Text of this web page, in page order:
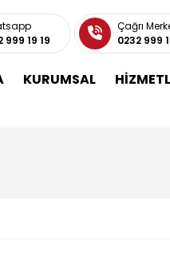
999 19 19
Çağrı
0232 999
KURUMSAL